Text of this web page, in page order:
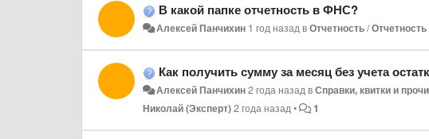
В какой папке отчетность в ФНС?
Алексей Панчихин 1 год назадвОтчетность/
Как получить сумму за месяц без учета
Алексей Панчихин2 года назадвСправки, квитки и
Николай (Эксперт)2 года назад• 1